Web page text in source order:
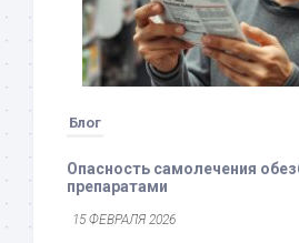
Блог
Опасность самолечения
препаратами
15 ФЕВРАЛЯ 2026